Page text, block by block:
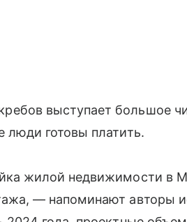
выступает большое
люди готовы платить.
жилой недвижимости в
— напоминают авторы